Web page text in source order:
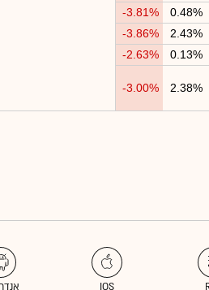
0.48%
-3.81%
2.43%
-3.86%
0.13%
-2.63%
2.38%
-3.00%